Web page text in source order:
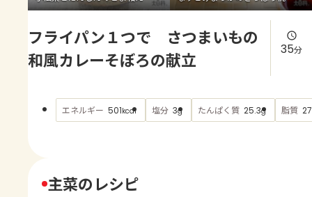
お買い物
AJINOMOTO PARK とは
フライパン１つで さつまいもの
和風カレーそぼろの献立
35分
エネルギー 501kcal 塩分 3g たんぱく質 25.3g 脂質
主菜のレシピ